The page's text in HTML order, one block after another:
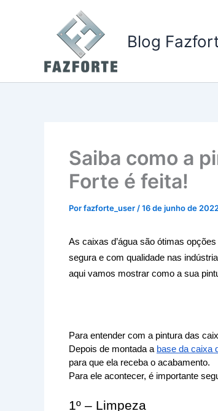
Blog
Saiba como a
Forte é feita!
Porfazforte_user /16 de junho de
As caixas d’água são ótimas
segura e com qualidade nas
aqui vamos mostrar como a sua
Para entender com a pintura das
Depois de montada a base da caixa
para que ela receba o acabamento.
Para ele acontecer, é importante
1º – Limpeza